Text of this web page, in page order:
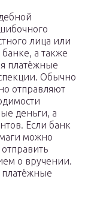
лица или
а также
платёжные
Обычно
отправляют
деньги, а
Если банк
можно
о вручении.
платёжные